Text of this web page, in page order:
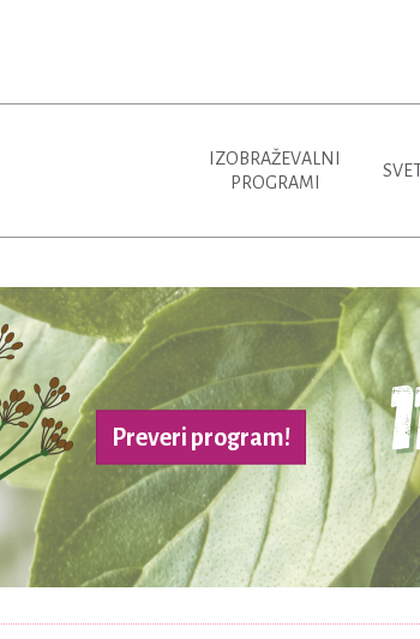
IZOBRAŽEVALNI
PROGRAMI
Preveri program!